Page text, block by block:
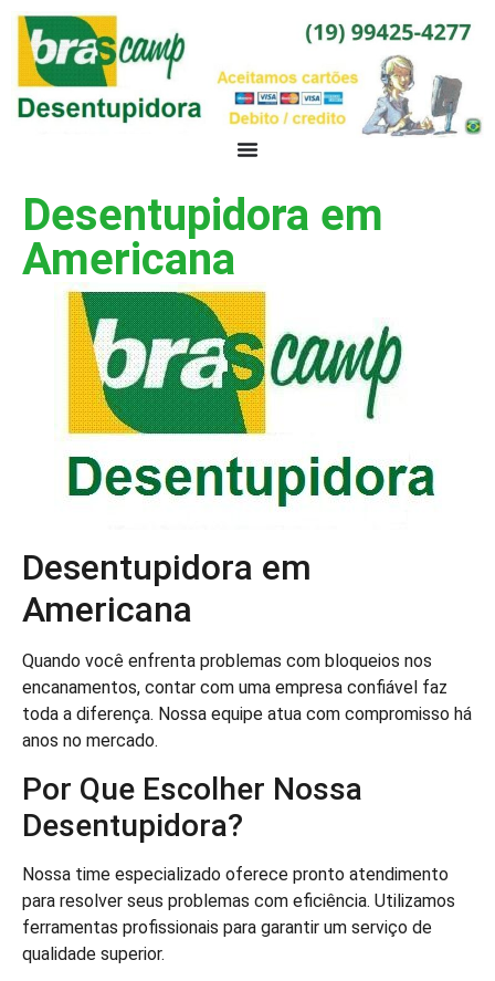
Desentupidora em
Americana
Desentupidora em
Americana
Quando você enfrenta problemas com bloqueios nos
encanamentos, contar com uma empresa confiável faz
toda a diferença. Nossa equipe atua com compromisso há
anos no mercado.
Por Que Escolher Nossa
Desentupidora?
Nossa time especializado oferece pronto atendimento
para resolver seus problemas com eficiência. Utilizamos
ferramentas profissionais para garantir um serviço de
qualidade superior.